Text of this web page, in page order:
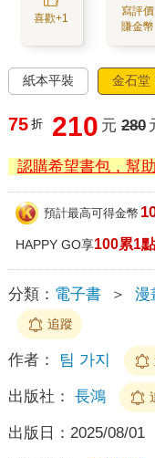
喜歡+1
寫評價
賺金幣
紙本平裝 金石堂
75 折 210 元 280
認購希望書包，幫
預計最高可得金幣
HAPPY GO享100累1
分類： 電子書 ＞ 漫
追蹤
作者： 팀 가지
出版社： 長鴻
出版日： 2025/08/01